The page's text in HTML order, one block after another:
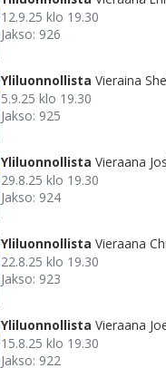
12.9.25 klo 19.30
Jakso: 926
Yliluonnollista Vieraina
5.9.25 klo 19.30
Jakso: 925
Yliluonnollista Vieraana
29.8.25 klo 19.30
Jakso: 924
Yliluonnollista Vieraana
22.8.25 klo 19.30
Jakso: 923
Yliluonnollista Vieraana
15.8.25 klo 19.30
Jakso: 922